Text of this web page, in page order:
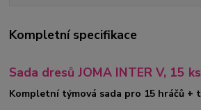
Kompletní specifikace
Sada dresů JOMA INTER V, 15
Kompletní týmová sada pro 15 hráčů +